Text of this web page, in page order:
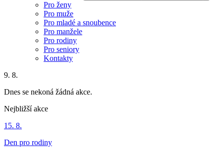
Pro ženy
Pro muže
Pro mladé a snoubence
Pro manžele
Pro rodiny
Pro seniory
Kontakty
9. 8.
Dnes se nekoná žádná akce.
Nejbližší akce
15. 8.
Den pro rodiny